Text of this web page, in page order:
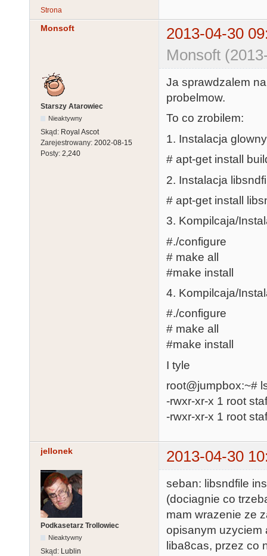
Strona
Monsoft
2013-04-30
Monsoft
Starszy Atarowiec
Nieaktywny
Skąd: Royal Ascot
Zarejestrowany: 2002-08-15
Posty: 2,240
Ja sprawdzalem
probelmow.
To co zrobilem:
1. Instalacja
# apt-get install
2. Instalacja
# apt-get install
3. Kompilcaja/
#./configure
# make all
#make install
4. Kompilcaja/
#./configure
# make all
#make install
I tyle
root@jumpbox:~#
-rwxr-xr-x 1 root
-rwxr-xr-x 1 root
jellonek 2013-04-30
Podkasetarz Trollowiec
Nieaktywny
Skąd: Lublin
seban: libsndfile
(dociagnie co
mam wrazenie ze
opisanym uzyciem
liba8cas, przez co